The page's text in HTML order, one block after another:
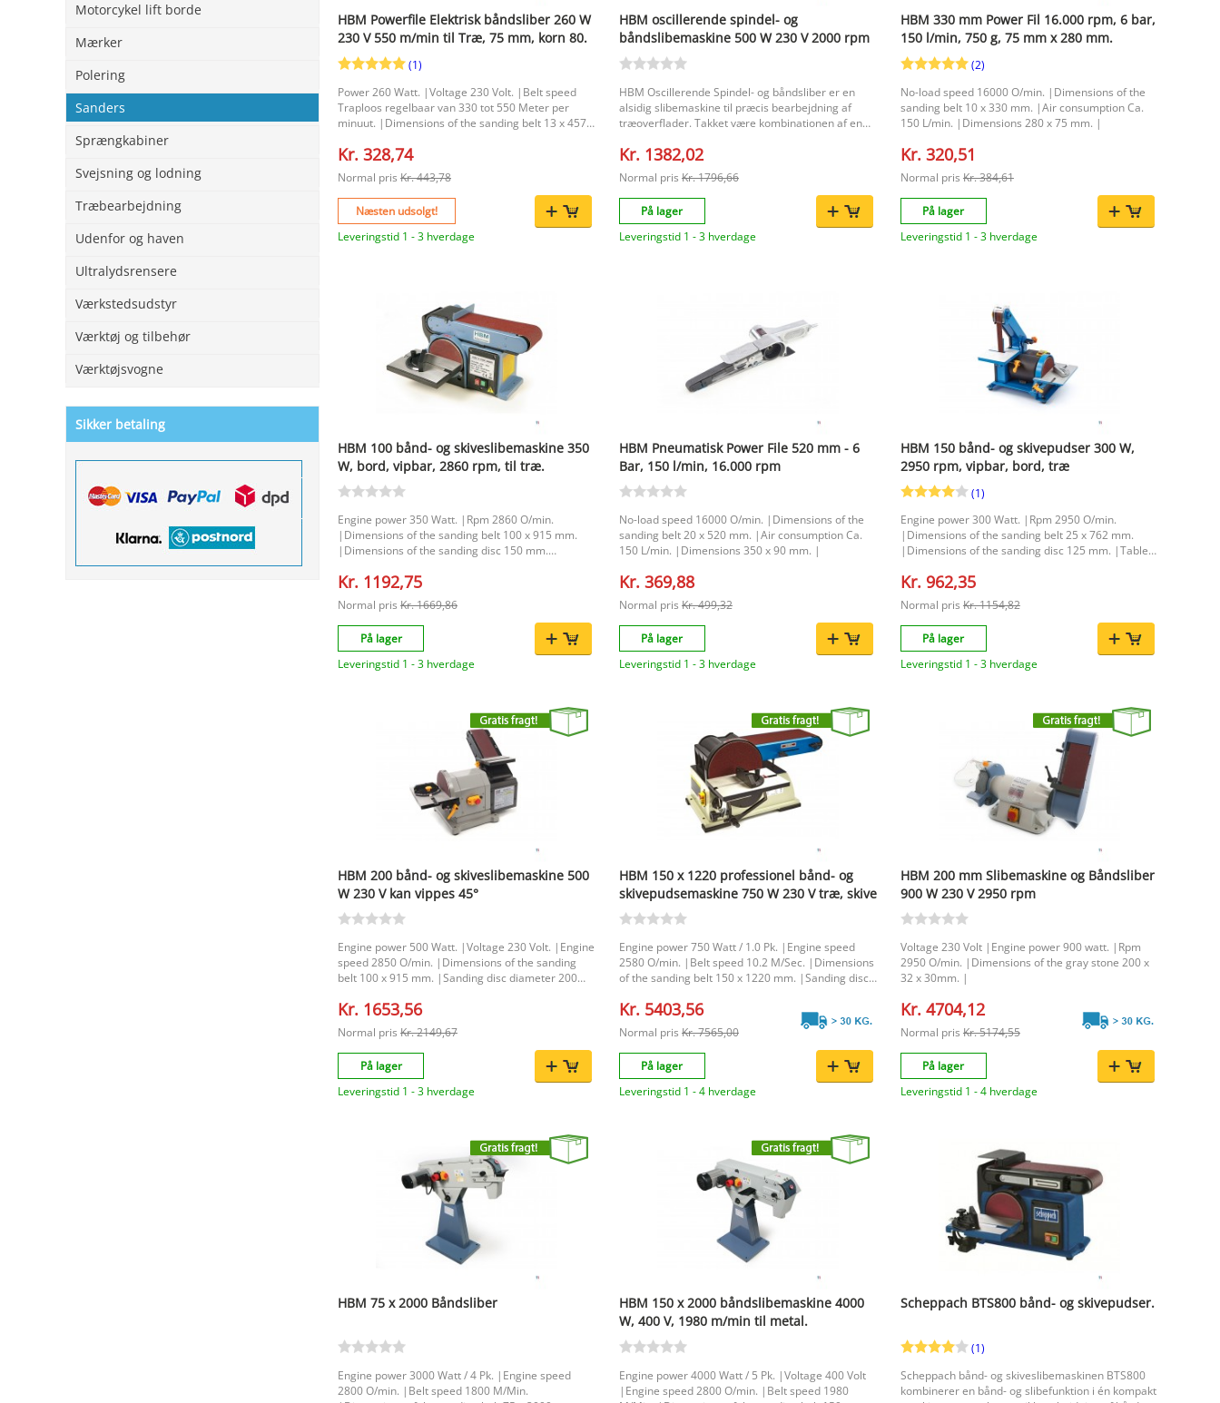
Motorcykel lift borde
Mærker
Polering
Sanders
Sprængkabiner
Svejsning og lodning
Træbearbejdning
Udenfor og haven
Ultralydsrensere
Værkstedsudstyr
Værktøj og tilbehør
Værktøjsvogne
Sikker betaling
HBM Powerfile Elektrisk båndsliber 260 W
230 V 550 m/min til Træ, 75 mm, korn 80.
(1)
Power 260 Watt. |Voltage 230 Volt. |Belt speed
Traploos regelbaar van 330 tot 550 Meter per
minuut. |Dimensions of the sanding belt 13 x 457
mm. |
Kr. 328,74
Normal pris Kr. 443,78
Næsten udsolgt!
Leveringstid 1 - 3 hverdage
HBM oscillerende spindel- og
båndslibemaskine 500 W 230 V 2000 rpm
til træ, 45° kantvinkel
HBM Oscillerende Spindel- og båndsliber er en
alsidig slibemaskine til præcis bearbejdning af
træoverflader. Takket være kombinationen af en
denne model stor fleksibilitet til forskellige
bevægelse hjælper med et ensartet sliberesultat
og understøtter omhyggelig afslutning af runde og
lige former, konturer og kanter. Vigtigste fordele
Kombination af oscillerende spindelsliber og
båndsliber Velegnet til slibning af runde, lige og
Type slibemaskine: Oscillerende båndsliber,
hældningsvinkel: 45° Velegnet til materialer: Træ
slibemaskine til træbearbejdning, hvor præcision
og alsidighed går hånd i hånd? Så er HBM
Oscillerende Spindel- og båndsliber et praktisk valg
til pæn finish af forskellige emner.
Kr. 1382,02
Normal pris Kr. 1796,66
På lager
Leveringstid 1 - 3 hverdage
HBM 330 mm Power Fil 16.000 rpm, 6 bar,
150 l/min, 750 g, 75 mm x 280 mm.
(2)
No-load speed 16000 O/min. |Dimensions of the
sanding belt 10 x 330 mm. |Air consumption Ca.
150 L/min. |Dimensions 280 x 75 mm. |
Kr. 320,51
Normal pris Kr. 384,61
På lager
Leveringstid 1 - 3 hverdage
HBM 100 bånd- og skiveslibemaskine 350
W, bord, vipbar, 2860 rpm, til træ.
Engine power 350 Watt. |Rpm 2860 O/min.
|Dimensions of the sanding belt 100 x 915 mm.
|Dimensions of the sanding disc 150 mm.
45 graden. |Packaging dimension 560 x 260 x 300
Kr. 1192,75
Normal pris Kr. 1669,86
På lager
Leveringstid 1 - 3 hverdage
HBM Pneumatisk Power File 520 mm - 6
Bar, 150 l/min, 16.000 rpm
No-load speed 16000 O/min. |Dimensions of the
sanding belt 20 x 520 mm. |Air consumption Ca.
150 L/min. |Dimensions 350 x 90 mm. |
Kr. 369,88
Normal pris Kr. 499,32
På lager
Leveringstid 1 - 3 hverdage
HBM 150 bånd- og skivepudser 300 W,
2950 rpm, vipbar, bord, træ
(1)
Engine power 300 Watt. |Rpm 2950 O/min.
|Dimensions of the sanding belt 25 x 762 mm.
|Dimensions of the sanding disc 125 mm. |Table
275 x 310 mm. |
Kr. 962,35
Normal pris Kr. 1154,82
På lager
Leveringstid 1 - 3 hverdage
HBM 200 bånd- og skiveslibemaskine 500
W 230 V kan vippes 45°
støvopsamlingspose træ 2850 rpm
Engine power 500 Watt. |Voltage 230 Volt. |Engine
speed 2850 O/min. |Dimensions of the sanding
belt 100 x 915 mm. |Sanding disc diameter 200
Kr. 1653,56
Normal pris Kr. 2149,67
På lager
Leveringstid 1 - 3 hverdage
HBM 150 x 1220 professionel bånd- og
skivepudsemaskine 750 W 230 V træ, skive
225 mm, båndhastighed 10,2 m/s.
Engine power 750 Watt / 1.0 Pk. |Engine speed
2580 O/min. |Belt speed 10.2 M/Sec. |Dimensions
of the sanding belt 150 x 1220 mm. |Sanding disc
mm. |Dimensions 650 x 360 x 400 mm. |Voltage
Kr. 5403,56
Normal pris Kr. 7565,00
På lager
Leveringstid 1 - 4 hverdage
HBM 200 mm Slibemaskine og Båndsliber
900 W 230 V 2950 rpm
Voltage 230 Volt |Engine power 900 watt. |Rpm
2950 O/min. |Dimensions of the gray stone 200 x
32 x 30mm. |
Kr. 4704,12
Normal pris Kr. 5174,55
På lager
Leveringstid 1 - 4 hverdage
HBM 75 x 2000 Båndsliber
Engine power 3000 Watt / 4 Pk. |Engine speed
2800 O/min. |Belt speed 1800 M/Min.
HBM 150 x 2000 båndslibemaskine 4000
W, 400 V, 1980 m/min til metal.
Engine power 4000 Watt / 5 Pk. |Voltage 400 Volt
|Engine speed 2800 O/min. |Belt speed 1980
Scheppach BTS800 bånd- og skivepudser.
(1)
Scheppach bånd- og skiveslibemaskinen BTS800
kombinerer en bånd- og slibefunktion i én kompakt